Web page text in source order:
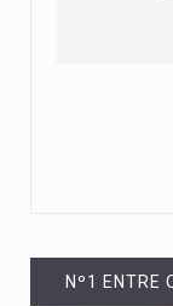
Nº1 ENTRE